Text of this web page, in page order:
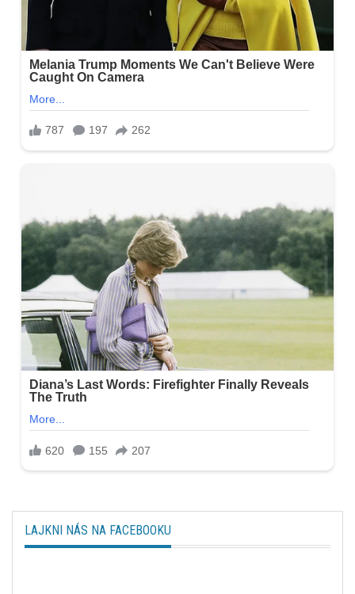
LAJKNI NÁS NA FACEBOOKU